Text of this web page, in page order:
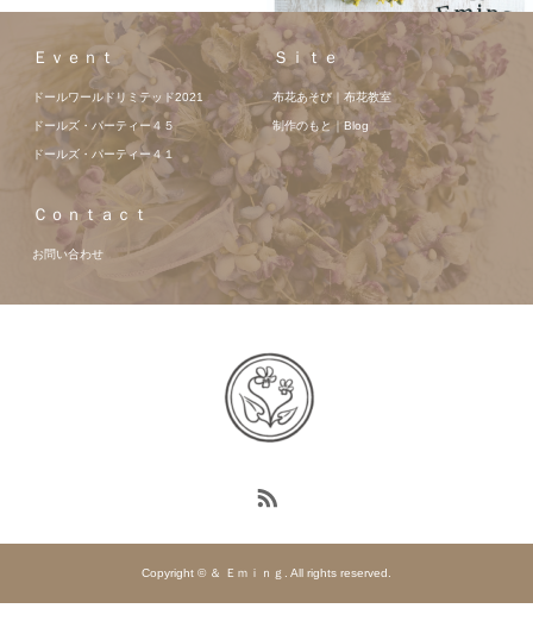
Ｅｖｅｎｔ
ドールワールドリミテッド2021
ドールズ・パーティー４５
ドールズ・パーティー４１
Ｓｉｔｅ
布花あそび｜布花教室
制作のもと｜Blog
Ｃｏｎｔａｃｔ
お問い合わせ
Copyright © ＆ Ｅｍｉｎｇ. All rights reserved.